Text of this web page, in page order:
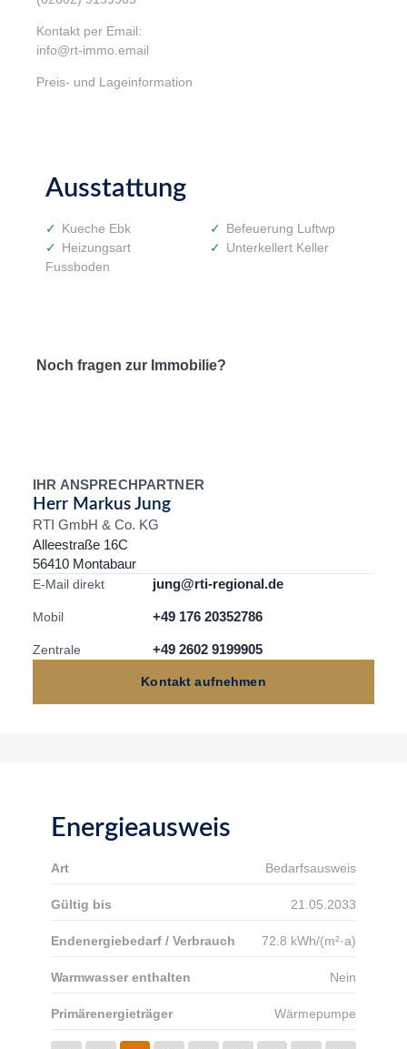
Kontakt per Email:
info@rt-immo.email
Preis- und Lageinformation
Ausstattung
Kueche Ebk
Heizungsart
Fussboden
Befeuerung Luftwp
Unterkellert Keller
Noch fragen zur Immobilie?
IHR ANSPRECHPARTNER
Herr Markus Jung
RTI GmbH & Co. KG
Alleestraße 16C
56410 Montabaur
E-Mail direkt jung@rti-regional.de
Mobil +49 176 20352786
Zentrale +49 2602 9199905
Kontakt aufnehmen
Energieausweis
Art Bedarfsausweis
Gültig bis 21.05.2033
Endenergiebedarf / Verbrauch 72.8 kWh/(m²·a)
Warmwasser enthalten Nein
Primärenergieträger Wärmepumpe